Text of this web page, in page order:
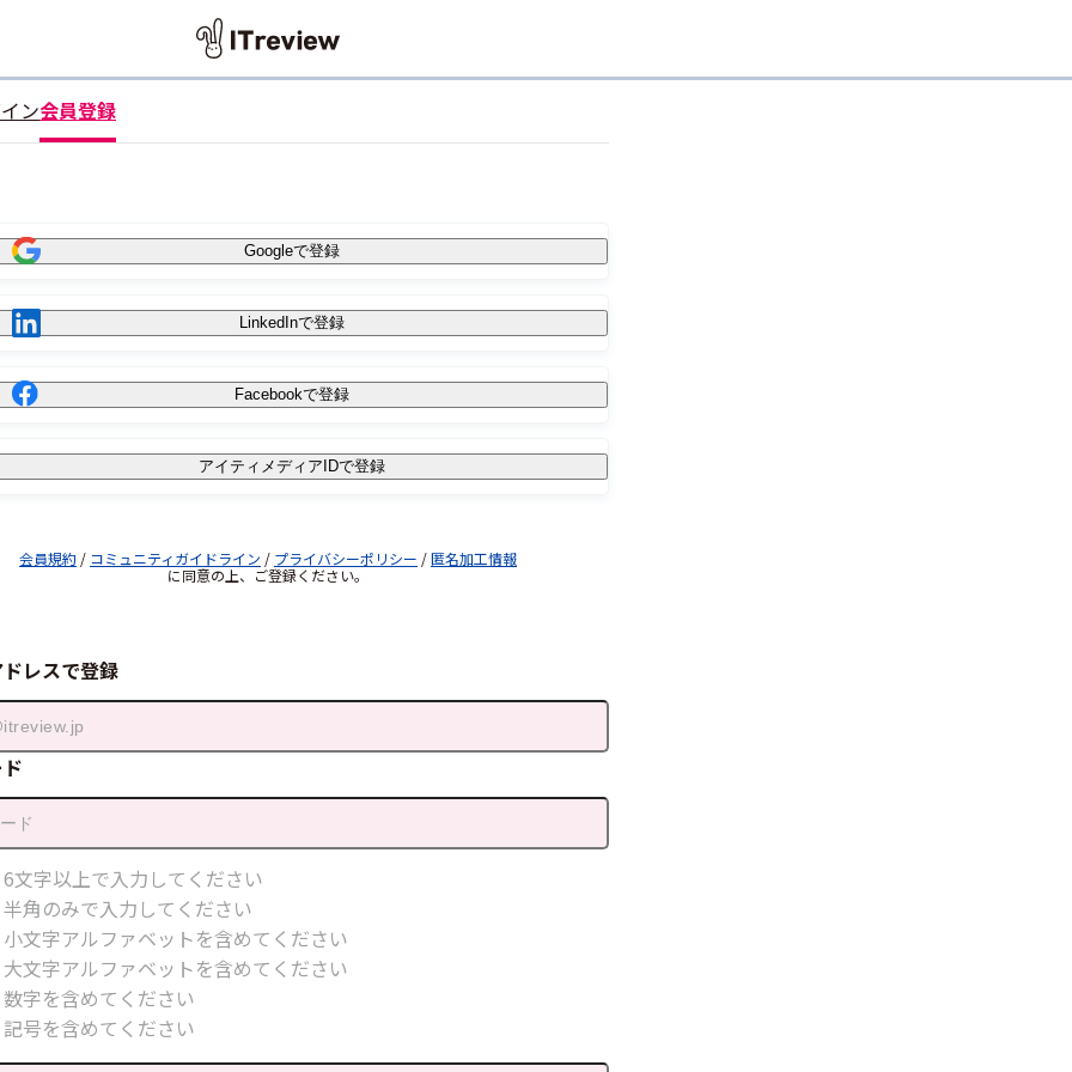
ン会員登録
Googleで登録
LinkedInで登録
Facebookで登録
アイティメディアIDで登録
会員規約 / コミュニティガイドライン / プライバシーポリシー /匿名加工情報
に同意の上、ご登録ください。
レスで登録
6文字以上で入力してください
半角のみで入力してください
小文字アルファベットを含めてください
大文字アルファベットを含めてください
数字を含めてください
記号を含めてください